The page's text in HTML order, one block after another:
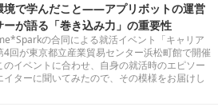
境で学んだこと――アプリボットの運営
ーが語る「巻き込み力」の重要性
の合同による就活イベント「キャリア
4回が東京都立産業貿易センター浜松町館で開催
のイベントに合わせ、自身の就活時のエピソー
イターに聞いてみたので、その模様をお届けし